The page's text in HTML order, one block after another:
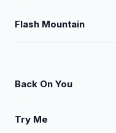
Flash Mountain
Back On You
Try Me